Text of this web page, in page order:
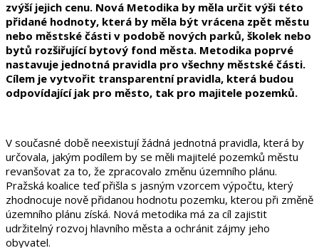
zvýší jejich cenu. Nová Metodika by měla určit výši této
přidané hodnoty, která by měla být vrácena zpět městu
nebo městské části v podobě nových parků, školek nebo
bytů rozšiřující bytový fond města. Metodika poprvé
nastavuje jednotná pravidla pro všechny městské části.
Cílem je vytvořit transparentní pravidla, která budou
odpovídající jak pro město, tak pro majitele pozemků.
V současné době neexistují žádná jednotná pravidla, která by
určovala, jakým podílem by se měli majitelé pozemků městu
revanšovat za to, že zpracovalo změnu územního plánu.
Pražská koalice teď přišla s jasným vzorcem výpočtu, který
zhodnocuje nově přidanou hodnotu pozemku, kterou při změně
územního plánu získá. Nová metodika má za cíl zajistit
udržitelný rozvoj hlavního města a ochránit zájmy jeho
obyvatel.